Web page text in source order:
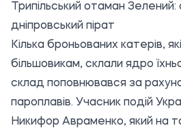
Трипільський отаман Зелений:
дніпровський пірат
Кілька броньованих катерів,
більшовикам, склали ядро
склад поповнювався за
пароплавів. Учасник подій
Никифор Авраменко, який на